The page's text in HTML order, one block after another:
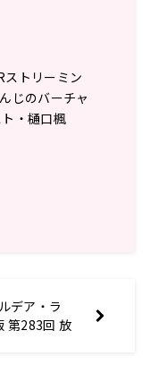
トリーミン
じのバーチャ
・樋口楓
デア・ラ
第283回 放